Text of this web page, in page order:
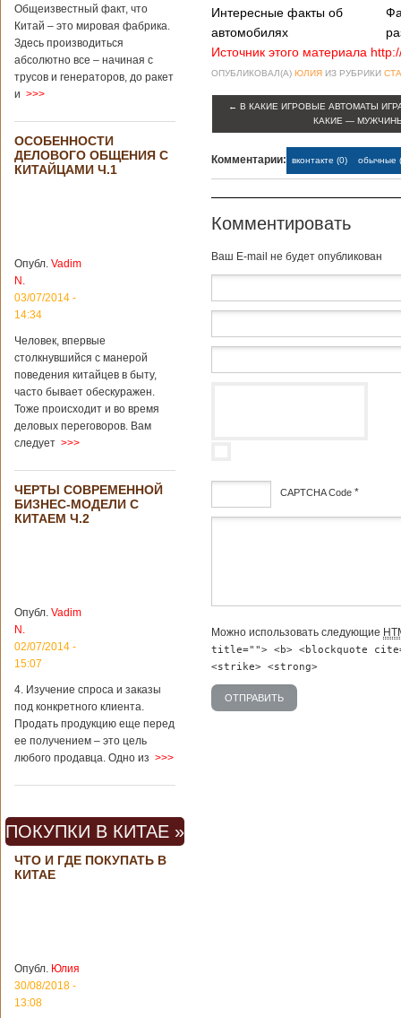
обнаружить
крупнейший рудник
по добыче бирюзы
на территории
Уйгурского
автономного
Китая. Об этом
сообщает
агентство Синьхуа,
реликвий. Площадь
участка, на
котором добывали
бирюзу, составляет
квадратных
километров.
Сообщается, что
рудник состоит из
функциональных
Подробнее...
Опубликовано
для туристов
вещи в Китае
Традиции и
образ жизни
жителей Китая
вещах, которые
больше всего
удивляют туристов
в Поднебесной.
в метрополитене В
Пекине или
Шанхае терактов
не было, да и весь
Китай в этом
считается
государством. Но в
метрополитене
Шанхая или
Подробнее...
Опубликовано
родителей
появился их
ребенок. Выносила
малыша
Общеизвестный факт, что
Китай – это мировая фабрика.
Здесь производиться
абсолютно все – начиная с
трусов и генераторов, до ракет
и >>>
ОСОБЕННОСТИ
ДЕЛОВОГО ОБЩЕНИЯ С
КИТАЙЦАМИ Ч.1
Опубл. Vadim
N.
03/07/2014 -
14:34
Человек, впервые
столкнувшийся с манерой
поведения китайцев в быту,
часто бывает обескуражен.
Тоже происходит и во время
деловых переговоров. Вам
следует >>>
ЧЕРТЫ СОВРЕМЕННОЙ
БИЗНЕС-МОДЕЛИ С
КИТАЕМ Ч.2
Опубл. Vadim
N.
02/07/2014 -
15:07
4. Изучение спроса и заказы
под конкретного клиента.
Продать продукцию еще перед
ее получением – это цель
любого продавца. Одно из >>>
ПОКУПКИ В КИТАЕ »
ЧТО И ГДЕ ПОКУПАТЬ В
КИТАЕ
Опубл. Юлия
30/08/2018 -
13:08
Интересные факты об
автомобилях
Источник этого материала
ОПУБЛИКОВАЛ(А) ЮЛИЯ ИЗ РУБРИКИ
← В КАКИЕ ИГРОВЫЕ АВТОМАТЫ
КАКИЕ —
Комментарии: вконтакте (0) обычные
Комментировать
Baш E-mail не будет опубликован
CAPTCHA Code *
Можно использовать следующие
title=""> <b> <blockquote
<strike> <strong>